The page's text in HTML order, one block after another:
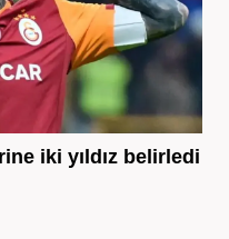
iki yıldız belirledi